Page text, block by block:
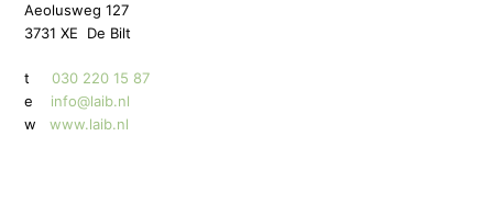
Aeolusweg 127
3731 XE De Bilt
t030 220 15 87
e info@laib.nl
w
www.laib.nl